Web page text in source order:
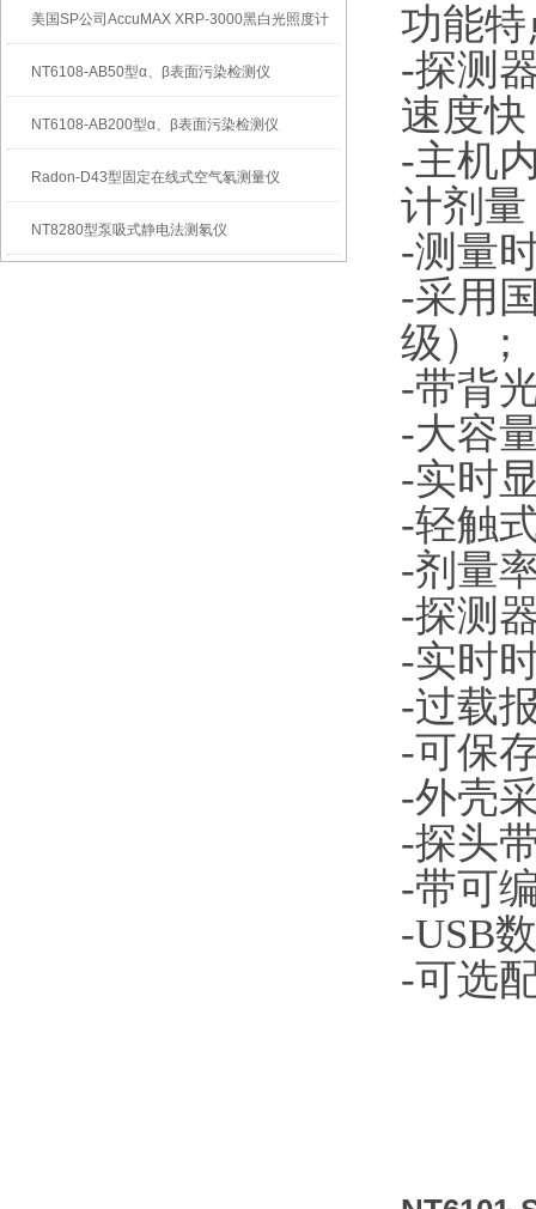
美国SP公司AccuMAX XRP-3000黑白光照度计
NT6108-AB50型α、β表面污染检测仪
NT6108-AB200型α、β表面污染检测仪
Radon-D43型固定在线式空气氡测量仪
NT8280型泵吸式静电法测氡仪
功能
-探测
速度快
-主机
计剂量
-测量
-采用
级）；
-带背
-大容
-实时
-轻触
-剂量
-探测
-实时
-过载
-可保
-外壳
-探头
-带可
-USB
-可选